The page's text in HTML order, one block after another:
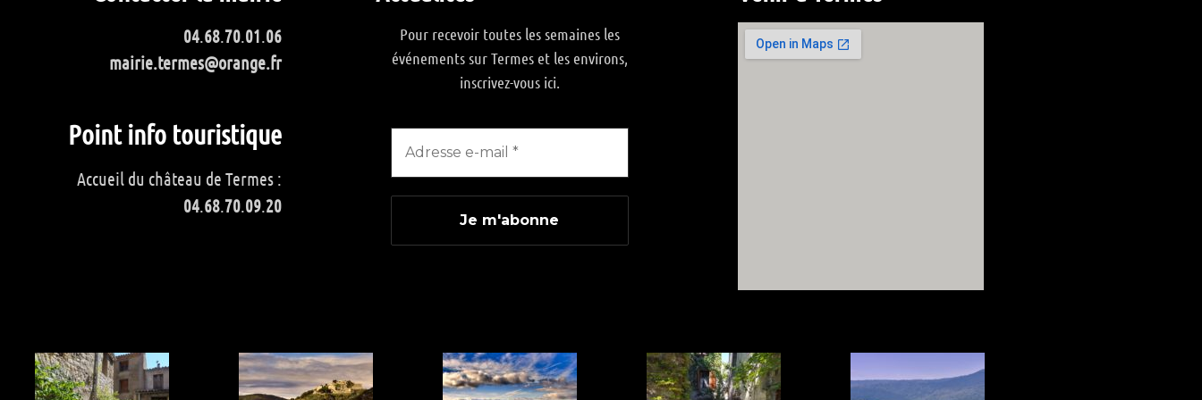
04.68.70.01.06
mairie.termes@orange.fr
Point info touristique
Accueil du château de Termes :
04.68.70.09.20
Pour recevoir toutes les semaines les
événements sur Termes et les environs,
inscrivez-vous ici.